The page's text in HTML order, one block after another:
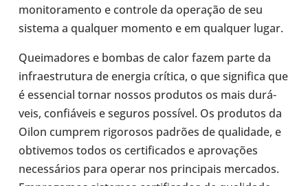
moni­to­ra­mento e con­trole da ope­ra­ção de seu
sistema a qual­quer momento e em qual­quer lugar.
Quei­ma­do­res e bombas de calor fazem parte da
infra­es­tru­tura de energia crítica, o que sig­ni­fica que
é essen­cial tornar nossos pro­du­tos os mais durá­
veis, con­fiá­veis e seguros pos­sí­vel. Os pro­du­tos da
Oilon cumprem rigo­ro­sos padrões de qua­li­dade, e
obti­ve­mos todos os cer­ti­fi­ca­dos e apro­va­ções
neces­sá­rios para operar nos prin­ci­pais mer­ca­dos.